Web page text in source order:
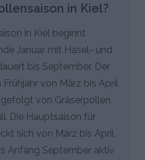
in Kiel?
in Kiel beginnt
Januar mit Hasel- und
bis September. Der
von März bis April
von Gräserpollen
Die Hauptsaison für
sich von März bis April,
Anfang September aktiv